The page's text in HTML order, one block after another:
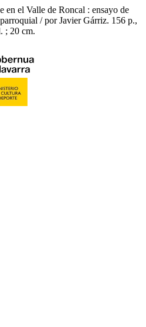
en el Valle de Roncal : ensayo de
/ por Javier Gárriz. 156 p.,
; 20 cm.